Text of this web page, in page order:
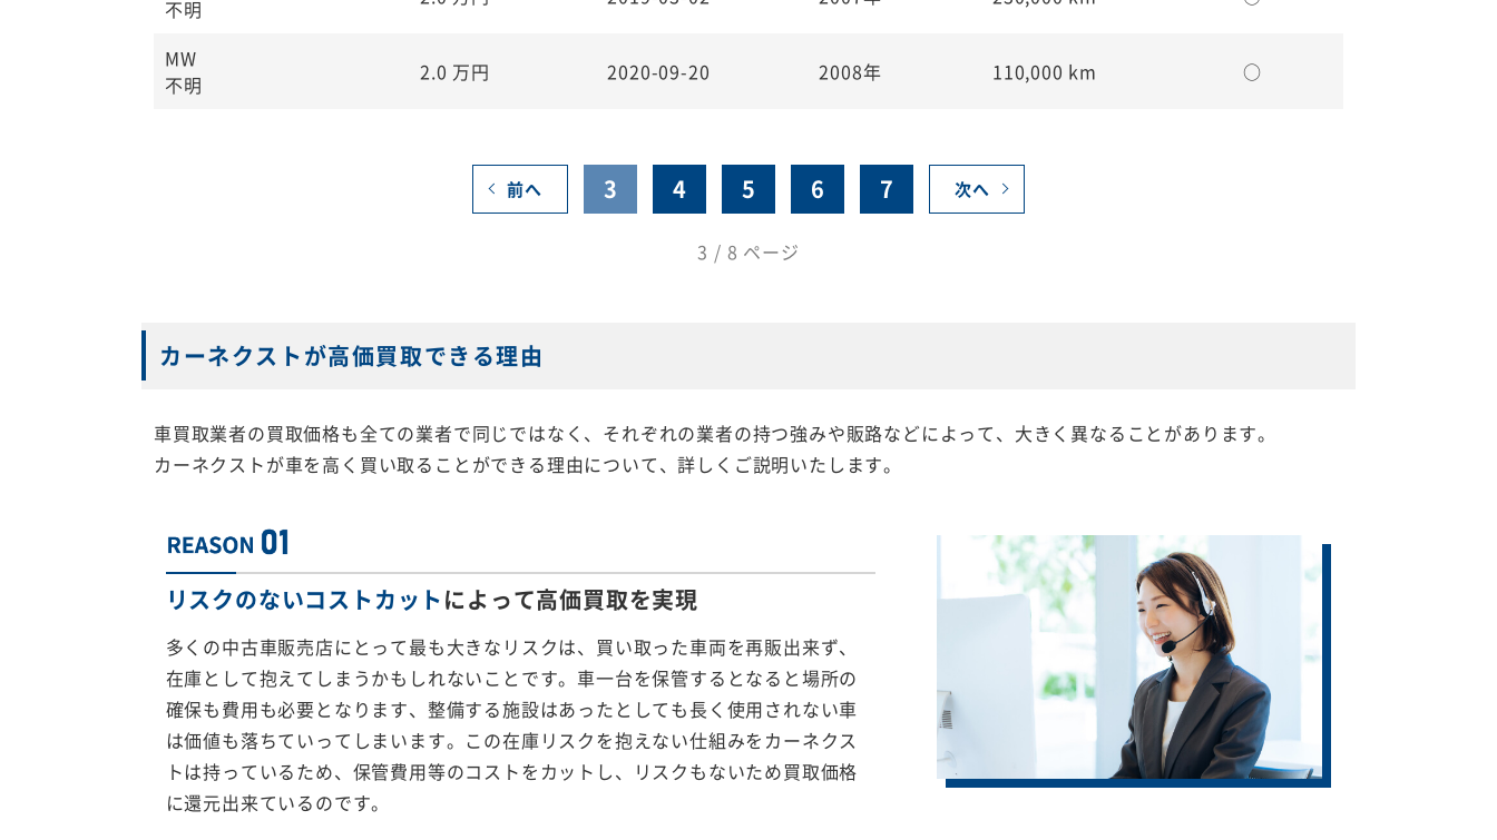
不明
MW
不明
2.0 万円 2020-09-20 2008年 110,000 km ○
前へ 3 4 5 6 7 次へ
3 / 8 ページ
カーネクストが高価買取できる理由
車買取業者の買取価格も全ての業者で同じではなく、それぞれの業者の持つ強みや販路などによって、大きく異なることがあります。
カーネクストが車を高く買い取ることができる理由について、詳しくご説明いたします。
リスクのないコストカットによって高価買取を実現
多くの中古車販売店にとって最も大きなリスクは、買い取った車両を再販出来ず、
在庫として抱えてしまうかもしれないことです。車一台を保管するとなると場所の
確保も費用も必要となります、整備する施設はあったとしても長く使用されない車
は価値も落ちていってしまいます。この在庫リスクを抱えない仕組みをカーネクス
トは持っているため、保管費用等のコストをカットし、リスクもないため買取価格
に還元出来ているのです。